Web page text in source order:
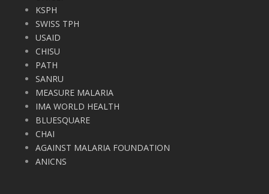
KSPH
SWISS TPH
USAID
CHISU
PATH
SANRU
MEASURE MALARIA
IMA WORLD HEALTH
BLUESQUARE
CHAI
AGAINST MALARIA FOUNDATION
ANICNS